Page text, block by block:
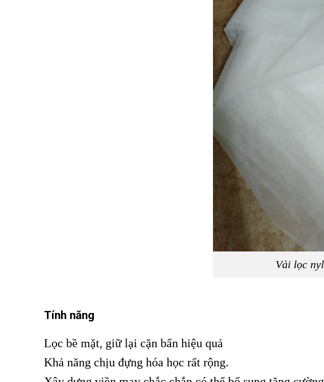
Vải lọc
Tính năng
Lọc bề mặt, giữ lại cặn bẩn hiệu quả
Khả năng chịu đựng hóa học rất rộng.